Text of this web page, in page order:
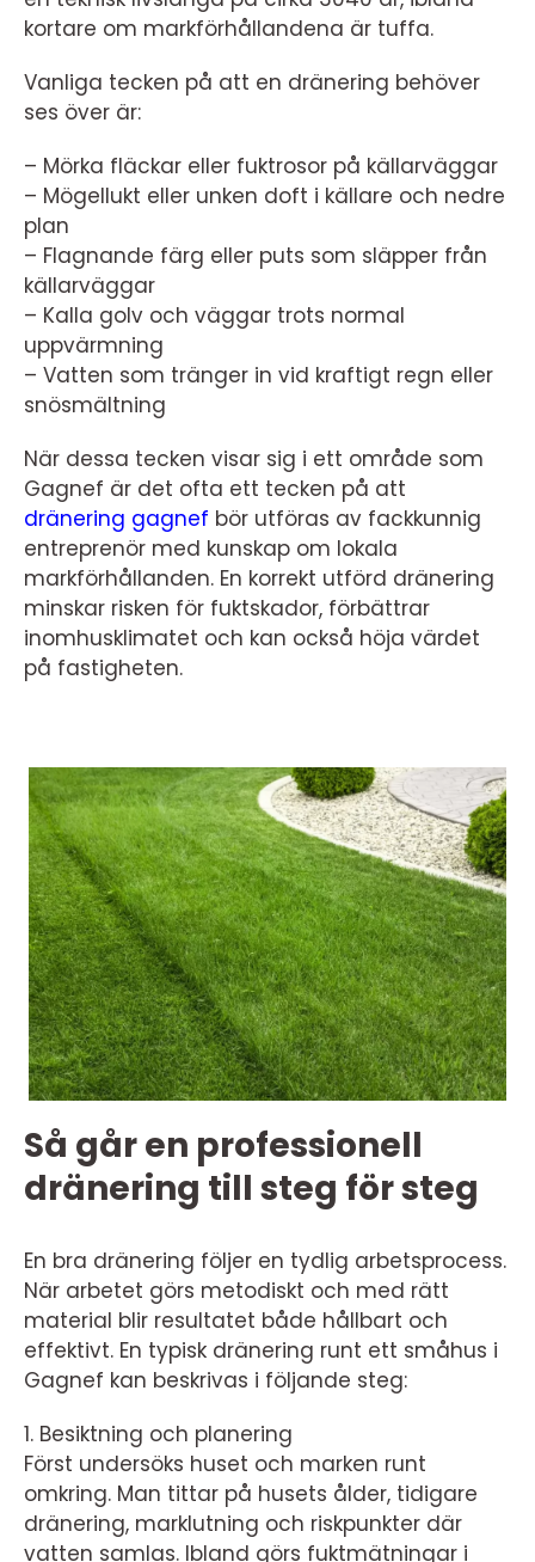
kortare om markförhållandena är tuffa.
Vanliga tecken på att en dränering behöver
ses över är:
– Mörka fläckar eller fuktrosor på källarväggar
– Mögellukt eller unken doft i källare och nedre
plan
– Flagnande färg eller puts som släpper från
källarväggar
– Kalla golv och väggar trots normal
uppvärmning
– Vatten som tränger in vid kraftigt regn eller
snösmältning
När dessa tecken visar sig i ett område som
Gagnef är det ofta ett tecken på att
dränering gagnef bör utföras av fackkunnig
entreprenör med kunskap om lokala
markförhållanden. En korrekt utförd dränering
minskar risken för fuktskador, förbättrar
inomhusklimatet och kan också höja värdet
på fastigheten.
Så går en professionell
dränering till steg för steg
En bra dränering följer en tydlig arbetsprocess.
När arbetet görs metodiskt och med rätt
material blir resultatet både hållbart och
effektivt. En typisk dränering runt ett småhus i
Gagnef kan beskrivas i följande steg:
1. Besiktning och planering
Först undersöks huset och marken runt
omkring. Man tittar på husets ålder, tidigare
dränering, marklutning och riskpunkter där
vatten samlas. Ibland görs fuktmätningar i